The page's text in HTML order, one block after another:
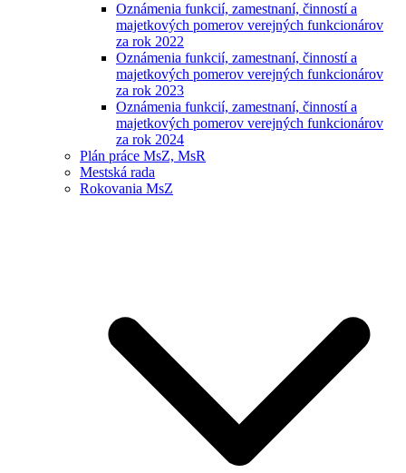
Oznámenia funkcií, zamestnaní, činností a
majetkových pomerov verejných funkcionárov
za rok 2022
Oznámenia funkcií, zamestnaní, činností a
majetkových pomerov verejných funkcionárov
za rok 2023
Oznámenia funkcií, zamestnaní, činností a
majetkových pomerov verejných funkcionárov
za rok 2024
Plán práce MsZ, MsR
Mestská rada
Rokovania MsZ